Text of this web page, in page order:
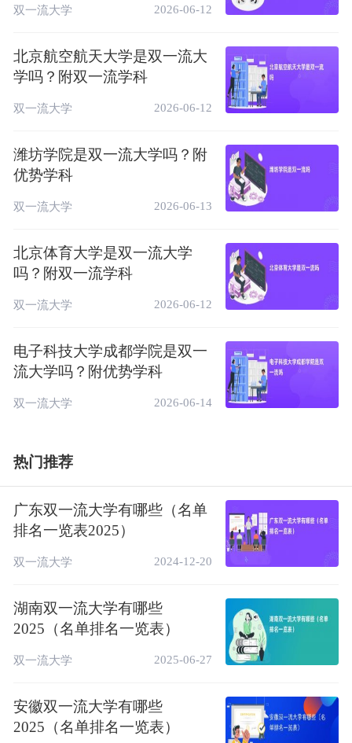
用型专业
16 录音艺术 A 4★
用型专业
中国高水平应
用型专业
设计
用型专业
中国高水平应
用型专业
用型专业
注:数据来自《校友会2025中国大学一流专业
名单》。
吉林动画学院创建于2000年6月，2008年经
教育部批准为民办普通本科高校。
实与电影技术学院、文化产业商学院、动画产
业学院、民航学院、创新创业学院、动漫游美
术基础教学部、马克思主义学院、通识教育学
院、国际交流学院及体育俱乐部共15个教学
单位。开设动画、漫画、数字媒体艺术、视觉
涵盖艺术学、文学、工学、经济学、管理学五
个学科门类，形成了动漫游、设计、影视、虚
拟现实与人工智能、文商管理与品牌营销、民
1个，国家一流本科专业建设点5个，省级“十
二五”优势特色重点学科1个，省级特色高水
双一流大学 2026-06-12
北京航空航天大学是双一流大
学吗？附双一流学科
双一流大学 2026-06-12
潍坊学院是双一流大学吗？附
优势学科
双一流大学 2026-06-13
北京体育大学是双一流大学
吗？附双一流学科
双一流大学 2026-06-12
电子科技大学成都学院是双一
流大学吗？附优势学科
双一流大学 2026-06-14
热门推荐
广东双一流大学有哪些（名单
排名一览表2025）
双一流大学 2024-12-20
湖南双一流大学有哪些
2025（名单排名一览表）
双一流大学 2025-06-27
安徽双一流大学有哪些
2025（名单排名一览表）